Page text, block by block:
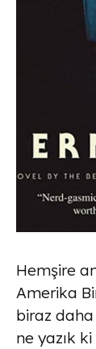
Hemşire
Amerika
biraz daha
ne yazık